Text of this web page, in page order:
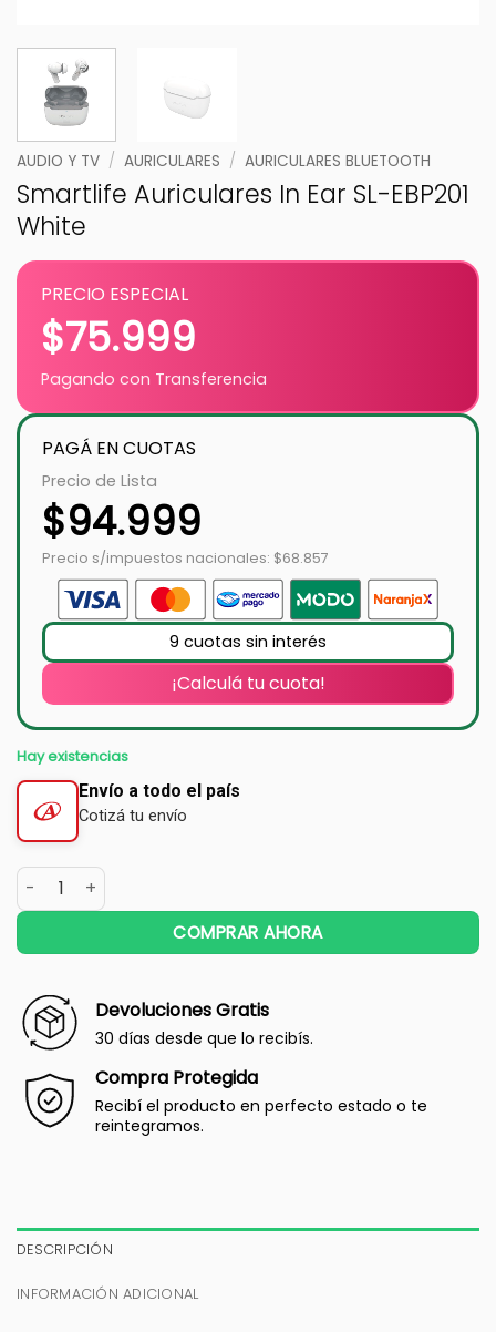
AUDIO Y TV / AURICULARES / AURICULARES BLUETOOTH
Smartlife Auriculares In Ear SL-EBP201
White
PRECIO ESPECIAL
$75.999
Pagando con Transferencia
PAGÁ EN CUOTAS
Precio de Lista
$94.999
Precio s/impuestos nacionales: $68.857
9 cuotas sin interés
¡Calculá tu cuota!
Hay existencias
Envío a todo el país
Cotizá tu envío
COMPRAR AHORA
Devoluciones Gratis
30 días desde que lo recibís.
Compra Protegida
Recibí el producto en perfecto estado o te
reintegramos.
DESCRIPCIÓN
INFORMACIÓN ADICIONAL